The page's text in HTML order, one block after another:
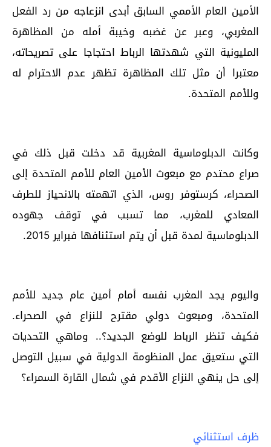
الأمين العام الأممي السابق أبدى انزعاجه من رد الفعل
المغربي، وعبر عن غضبه وخيبة أمله من المظاهرة
المليونية التي شهدتها الرباط احتجاجا على تصريحاته،
معتبرا أن مثل تلك المظاهرة تظهر عدم الاحترام له
وللأمم المتحدة.
وكانت الدبلوماسية المغربية قد دخلت قبل ذلك في
صراع محتدم مع مبعوث الأمين العام للأمم المتحدة إلى
الصحراء، كرستوفر روس، الذي اتهمته بالانحياز للطرف
المعادي للمغرب، مما تسبب في توقف جهوده
الدبلوماسية لمدة قبل أن يتم استئنافها فبراير 2015.
واليوم يجد المغرب نفسه أمام أمين عام جديد للأمم
المتحدة، ومبعوث دولي مقترح للنزاع في الصحراء.
فكيف تنظر الرباط للوضع الجديد؟.. وماهي التحديات
التي ستعيق عمل المنظومة الدولية في سبيل التوصل
إلى حل ينهي النزاع الأقدم في شمال القارة السمراء؟
ظرف استثنائي